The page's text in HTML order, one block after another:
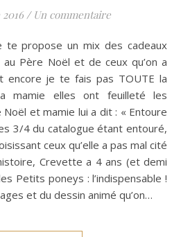
/ Un commentaire
au Père Noël et de ceux qu’on a
encore je te fais pas TOUTE la
mamie elles ont feuilleté les
et mamie lui a dit : « Entoure
3/4 du catalogue étant entouré,
ceux qu’elle a pas mal cité
Crevette a 4 ans (et demi
Petits poneys : l’indispensable !
et du dessin animé qu’on…